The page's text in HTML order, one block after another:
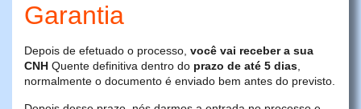
Garantia
Depois de efetuado o processo, você vai receber a sua
CNH Quente definitiva dentro do prazo de até 5 dias,
normalmente o documento é enviado bem antes do previsto.